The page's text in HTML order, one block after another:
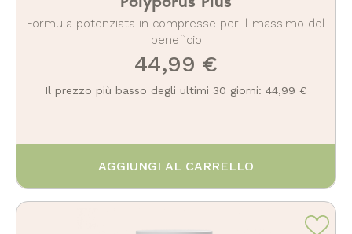
Formula potenziata in compresse per il massimo del
beneficio
44,99 €
Il prezzo più basso degli ultimi 30 giorni: 44,99 €
AGGIUNGI AL CARRELLO